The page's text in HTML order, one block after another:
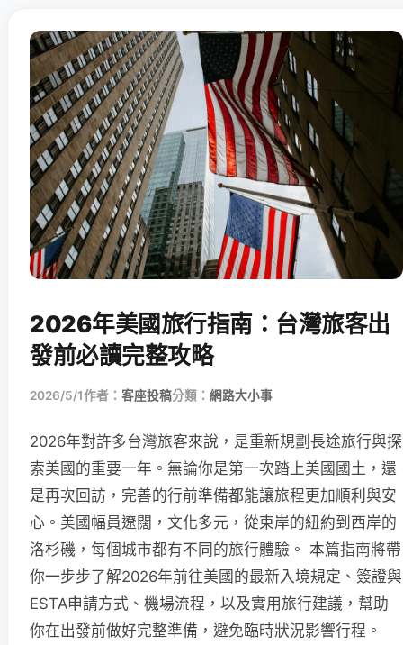
2026年美國旅行指南：台灣旅客出
發前必讀完整攻略
2026/5/1作者： 客座投稿分類： 網路大小事
2026年對許多台灣旅客來說，是重新規劃長途旅行與探
索美國的重要一年。無論你是第一次踏上美國國土，還
是再次回訪，完善的行前準備都能讓旅程更加順利與安
心。美國幅員遼闊，文化多元，從東岸的紐約到西岸的
洛杉磯，每個城市都有不同的旅行體驗。 本篇指南將帶
你一步步了解2026年前往美國的最新入境規定、簽證與
ESTA申請方式、機場流程，以及實用旅行建議，幫助
你在出發前做好完整準備，避免臨時狀況影響行程。